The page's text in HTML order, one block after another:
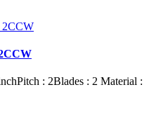
: 2Blades : 2 Material :